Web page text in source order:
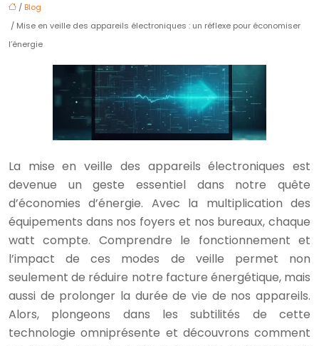
/ Blog
/ Mise en veille des appareils électroniques : un réflexe pour économiser
l’énergie
La mise en veille des appareils électroniques est
devenue un geste essentiel dans notre quête
d’économies d’énergie. Avec la multiplication des
équipements dans nos foyers et nos bureaux, chaque
watt compte. Comprendre le fonctionnement et
l’impact de ces modes de veille permet non
seulement de réduire notre facture énergétique, mais
aussi de prolonger la durée de vie de nos appareils.
Alors, plongeons dans les subtilités de cette
technologie omniprésente et découvrons comment